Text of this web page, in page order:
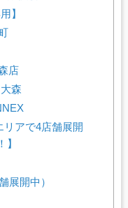
】
店
森
アで4店舗展開
展開中）